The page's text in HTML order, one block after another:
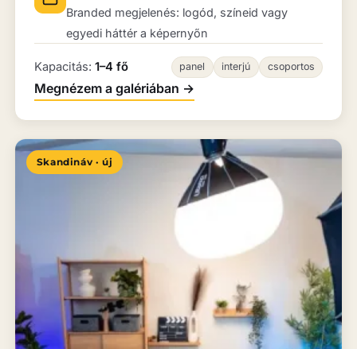
Branded megjelenés: logód, színeid vagy
egyedi háttér a képernyőn
Kapacitás: 1–4 fő panel interjú csoportos
Megnézem a galériában →
Skandináv · új